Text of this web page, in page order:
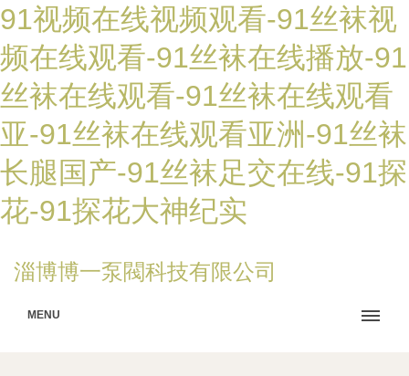
91视频在线视频观看-91丝袜视
频在线观看-91丝袜在线播放-91
丝袜在线观看-91丝袜在线观看
亚-91丝袜在线观看亚洲-91丝袜
长腿国产-91丝袜足交在线-91探
花-91探花大神纪实
淄博博一泵閥科技有限公司
MENU